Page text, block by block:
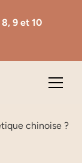
9 et 10
chinoise ?